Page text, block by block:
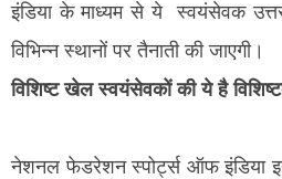
इंडिया के माध्यम से ये स्वयंसेवक
विभिन्न स्थानों पर तैनाती की जाएगी।
विशिष्ट खेल स्वयंसेवकों की ये है
नेशनल फेडरेशन स्पोर्ट्स ऑफ इंडिया